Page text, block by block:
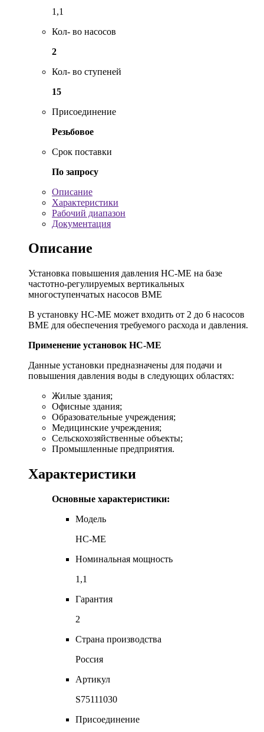
1,1
Кол- во насосов
2
Кол- во ступеней
15
Присоединение
Резьбовое
Срок поставки
По запросу
Описание
Характеристики
Рабочий диапазон
Документация
Описание
Установка повышения давления HC-ME на базе
частотно-регулируемых вертикальных
многоступенчатых насосов BME
В установку HC-ME может входить от 2 до 6 насосов
BME для обеспечения требуемого расхода и давления.
Применение установок HC-ME
Данные установки предназначены для подачи и
повышения давления воды в следующих областях:
Жилые здания;
Офисные здания;
Образовательные учреждения;
Медицинские учреждения;
Сельскохозяйственные объекты;
Промышленные предприятия.
Характеристики
Основные характеристики:
Модель
HC-ME
Номинальная мощность
1,1
Гарантия
2
Страна производства
Россия
Артикул
S75111030
Присоединение